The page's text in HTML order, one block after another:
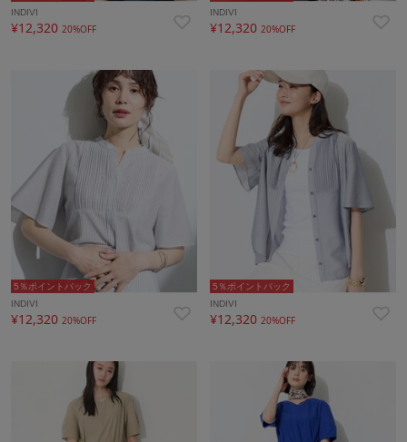
INDIVI
¥12,320 20%OFF
INDIVI
¥12,32020%OFF
5％ポイントバック
INDIVI
¥12,320 20%OFF
5％ポイントバック
INDIVI
¥12,32020%OFF